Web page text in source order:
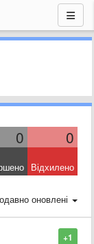
0 0
Відхилено
оновлені
+1